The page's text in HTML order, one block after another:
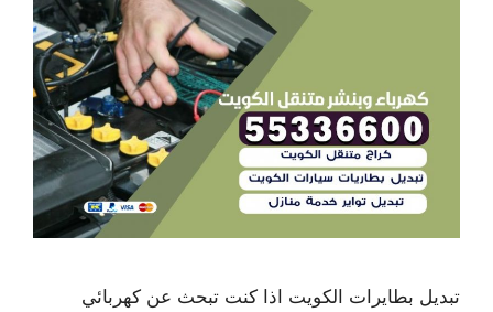
تبديل بطايرات الكويت اذا كنت تبحث عن كهربائي